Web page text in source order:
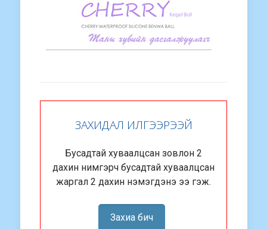
ЗАХИДАЛ ИЛГЭЭРЭЭЙ
Бусадтай хуваалцсан зовлон 2
дахин нимгэрч бусадтай хуваалцсан
жаргал 2 дахин нэмэгдэнэ ээ гэж.
Захиа бич